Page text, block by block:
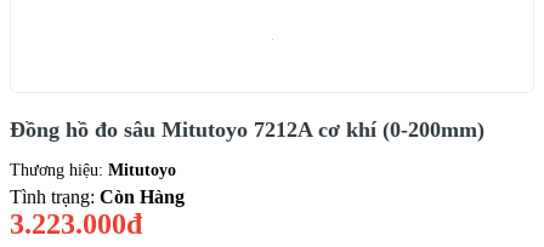
Đồng hồ đo sâu Mitutoyo 7212A cơ khí (0-200mm)
Thương hiệu: Mitutoyo
Tình trạng: Còn Hàng
3.223.000đ